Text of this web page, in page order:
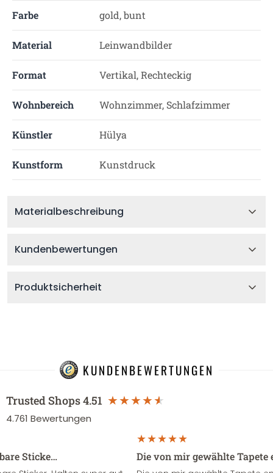
Farbe gold, bunt
Material Leinwandbilder
Format Vertikal, Rechteckig
Wohnbereich Wohnzimmer, Schlafzimmer
Künstler Hülya
Kunstform Kunstdruck
Materialbeschreibung
Kundenbewertungen
Produktsicherheit
KUNDENBEWERTUNGEN
Trusted Shops4.51
4.761 Bewertungen
Sticke… Die von mir gewählte